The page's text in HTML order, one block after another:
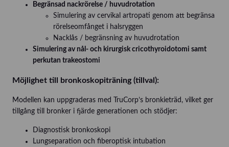
Begränsad nackrörelse / huvudrotation
Simulering av cervikal artropati genom att begränsa
rörelseomfånget i halsryggen
Nacklås / begränsning av huvudrotation
Simulering av nål- och kirurgisk cricothyroidotomi samt
perkutan trakeostomi
Möjlighet till bronkoskopiträning (tillval):
Modellen kan uppgraderas med TruCorp’s bronkieträd, vilket ger
tillgång till bronker i fjärde generationen och stödjer:
Diagnostisk bronkoskopi
Lungseparation och fiberoptisk intubation